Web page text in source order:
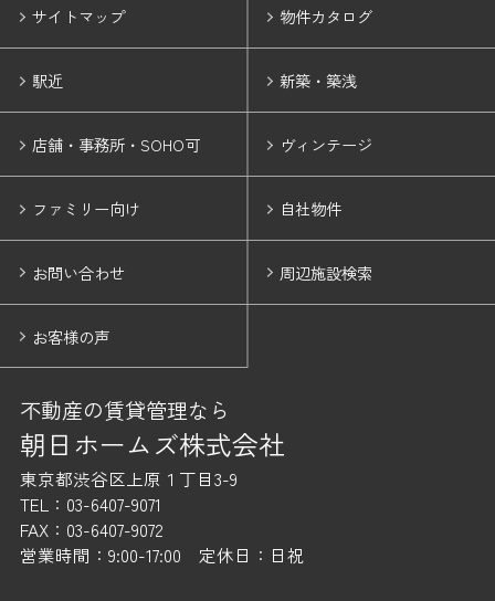
サイトマップ 物件カタログ
駅近 新築・築浅
店舗・事務所・SOHO可 ヴィンテージ
ファミリー向け 自社物件
お問い合わせ 周辺施設検索
お客様の声
不動産の賃貸管理なら
朝日ホームズ株式会社
東京都渋谷区上原１丁目3-9
TEL：03-6407-9071
FAX：03-6407-9072
営業時間：9:00-17:00 定休日：日祝